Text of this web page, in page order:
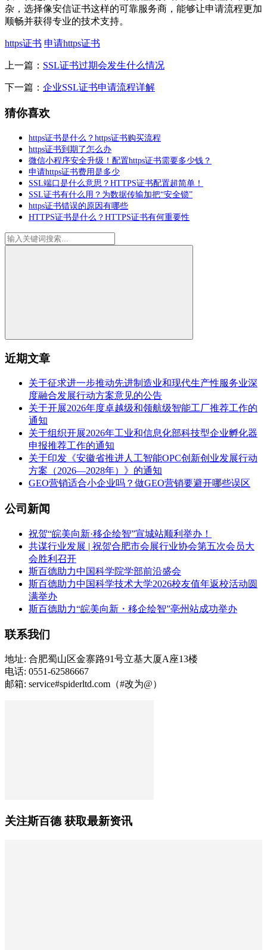
杂，选择像安信证书这样的可靠服务商，能够让申请流程更加
顺畅并获得专业的技术支持。
https证书 申请https证书
上一篇： SSL证书过期会发生什么情况
下一篇： 企业SSL证书申请流程详解
猜你喜欢
https证书是什么？https证书购买流程
https证书到期了怎么办
微信小程序安全升级！配置https证书需要多少钱？
申请https证书费用是多少
SSL端口是什么意思？HTTPS证书配置超简单！
SSL证书有什么用？为数据传输加把“安全锁”
https证书错误的原因有哪些
HTTPS证书是什么？HTTPS证书有何重要性
近期文章
关于征求进一步推动先进制造业和现代生产性服务业深
度融合发展行动方案意见的公告
关于开展2026年度卓越级和领航级智能工厂推荐工作的
通知
关于组织开展2026年工业和信息化部科技型企业孵化器
申报推荐工作的通知
关于印发《安徽省推进人工智能OPC创新创业发展行动
方案（2026—2028年）》的通知
GEO营销适合小企业吗？做GEO营销要避开哪些误区
公司新闻
祝贺“皖美向新·移企绘智”宣城站顺利举办！
共谋行业发展 | 祝贺合肥市会展行业协会第五次会员大
会胜利召开
斯百德助力中国科学院学部前沿盛会
斯百德助力中国科学技术大学2026校友值年返校活动圆
满举办
斯百德助力“皖美向新・移企绘智”亳州站成功举办
联系我们
地址: 合肥蜀山区金寨路91号立基大厦A座13楼
电话: 0551-62586667
邮箱: service#spiderltd.com（#改为@）
关注斯百德 获取最新资讯